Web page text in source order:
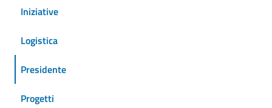
Iniziative
Logistica
Presidente
Progetti